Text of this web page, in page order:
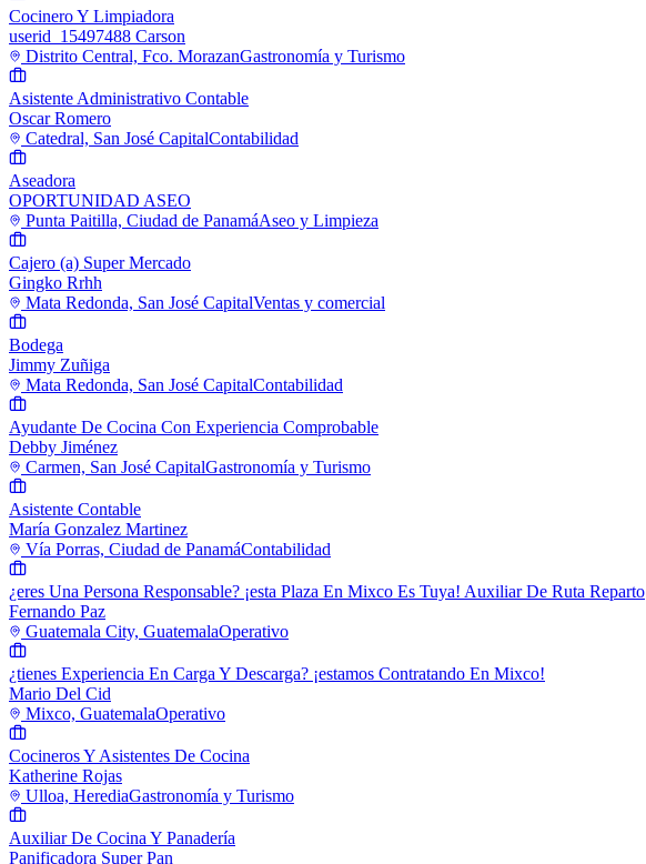
Cocinero Y Limpiadora
userid_15497488 Carson
Distrito Central, Fco. MorazanGastronomía y Turismo
Asistente Administrativo Contable
Oscar Romero
Catedral, San José CapitalContabilidad
Aseadora
OPORTUNIDAD ASEO
Punta Paitilla, Ciudad de PanamáAseo y Limpieza
Cajero (a) Super Mercado
Gingko Rrhh
Mata Redonda, San José CapitalVentas y comercial
Bodega
Jimmy Zuñiga
Mata Redonda, San José CapitalContabilidad
Ayudante De Cocina Con Experiencia Comprobable
Debby Jiménez
Carmen, San José CapitalGastronomía y Turismo
Asistente Contable
María Gonzalez Martinez
Vía Porras, Ciudad de PanamáContabilidad
¿eres Una Persona Responsable? ¡esta Plaza En Mixco Es Tuya! Auxiliar De Ruta Reparto
Fernando Paz
Guatemala City, GuatemalaOperativo
¿tienes Experiencia En Carga Y Descarga? ¡estamos Contratando En Mixco!
Mario Del Cid
Mixco, GuatemalaOperativo
Cocineros Y Asistentes De Cocina
Katherine Rojas
Ulloa, HerediaGastronomía y Turismo
Auxiliar De Cocina Y Panadería
Panificadora Super Pan